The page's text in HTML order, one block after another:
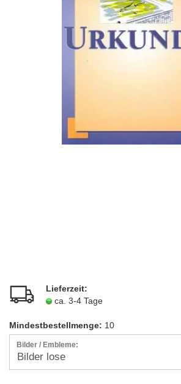
Lieferzeit:
ca. 3-4 Tage
Mindestbestellmenge: 10
Bilder / Embleme: